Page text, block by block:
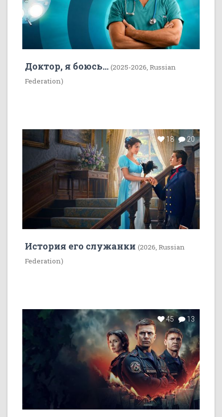
Доктор, я боюсь... (2025-2026, Russian
Federation)
18 20
История его служанки (2026, Russian
Federation)
45 13